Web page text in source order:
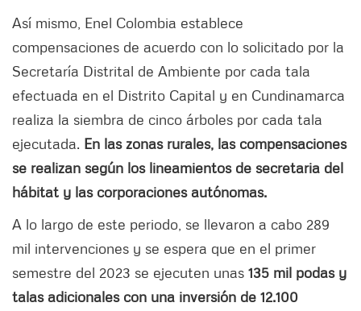
Así mismo, Enel Colombia establece
compensaciones de acuerdo con lo solicitado por la
Secretaría Distrital de Ambiente por cada tala
efectuada en el Distrito Capital y en Cundinamarca
realiza la siembra de cinco árboles por cada tala
ejecutada. En las zonas rurales, las compensaciones
se realizan según los lineamientos de secretaria del
hábitat y las corporaciones autónomas.
A lo largo de este periodo, se llevaron a cabo 289
mil intervenciones y se espera que en el primer
semestre del 2023 se ejecuten unas 135 mil podas y
talas adicionales con una inversión de 12.100